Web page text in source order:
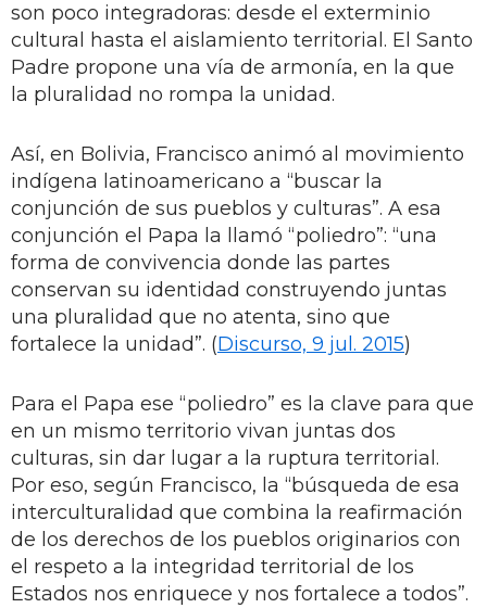
son poco integradoras: desde el exterminio
cultural hasta el aislamiento territorial. El Santo
Padre propone una vía de armonía, en la que
la pluralidad no rompa la unidad.
Así, en Bolivia, Francisco animó al movimiento
indígena latinoamericano a “buscar la
conjunción de sus pueblos y culturas”. A esa
conjunción el Papa la llamó “poliedro”: “una
forma de convivencia donde las partes
conservan su identidad construyendo juntas
una pluralidad que no atenta, sino que
fortalece la unidad”. (Discurso, 9 jul. 2015)
Para el Papa ese “poliedro” es la clave para que
en un mismo territorio vivan juntas dos
culturas, sin dar lugar a la ruptura territorial.
Por eso, según Francisco, la “búsqueda de esa
interculturalidad que combina la reafirmación
de los derechos de los pueblos originarios con
el respeto a la integridad territorial de los
Estados nos enriquece y nos fortalece a todos”.